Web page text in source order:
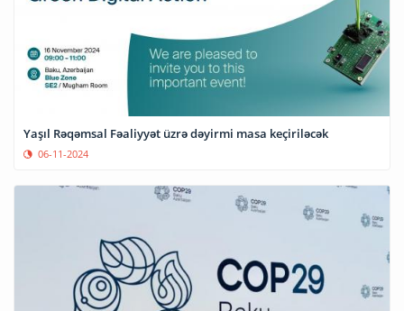
Yaşıl Rəqəmsal Fəaliyyət üzrə dəyirmi masa keçiriləcək
06-11-2024